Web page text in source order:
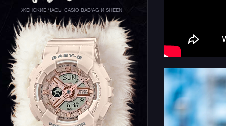
ЖЕНСКИЕ ЧАСЫ CASIO BABY-G И SHEEN
Поэтому
декаде 21
Серия
G-
STORE